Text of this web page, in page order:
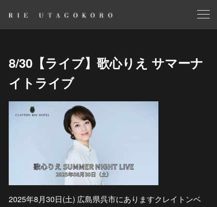
8/30【ライブ】歌心りえ サマーナ
イトライブ
2025年8月30日(土) 広島県呉市にありますクレイトンベ